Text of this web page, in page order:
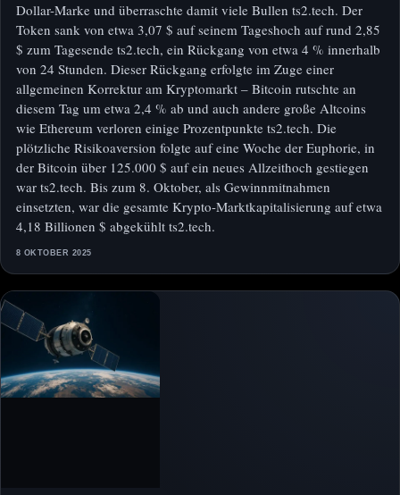
Dollar-Marke und überraschte damit viele Bullen ts2.tech. Der
Token sank von etwa 3,07 $ auf seinem Tageshoch auf rund 2,85
$ zum Tagesende ts2.tech, ein Rückgang von etwa 4 % innerhalb
von 24 Stunden. Dieser Rückgang erfolgte im Zuge einer
allgemeinen Korrektur am Kryptomarkt – Bitcoin rutschte an
diesem Tag um etwa 2,4 % ab und auch andere große Altcoins
wie Ethereum verloren einige Prozentpunkte ts2.tech. Die
plötzliche Risikoaversion folgte auf eine Woche der Euphorie, in
der Bitcoin über 125.000 $ auf ein neues Allzeithoch gestiegen
war ts2.tech. Bis zum 8. Oktober, als Gewinnmitnahmen
einsetzten, war die gesamte Krypto-Marktkapitalisierung auf etwa
4,18 Billionen $ abgekühlt ts2.tech.
8 OKTOBER 2025